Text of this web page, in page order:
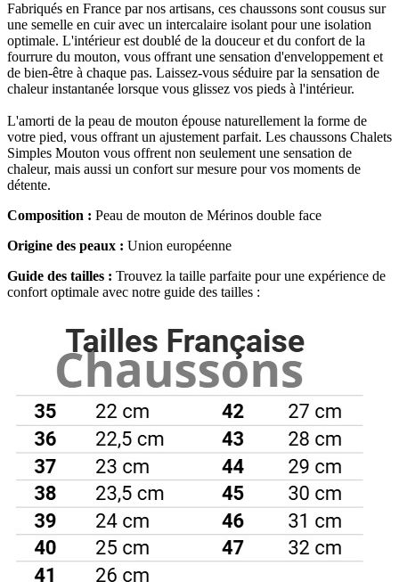
Fabriqués en France par nos artisans, ces chaussons sont cousus sur
une semelle en cuir avec un intercalaire isolant pour une isolation
optimale. L'intérieur est doublé de la douceur et du confort de la
fourrure du mouton, vous offrant une sensation d'enveloppement et
de bien-être à chaque pas. Laissez-vous séduire par la sensation de
chaleur instantanée lorsque vous glissez vos pieds à l'intérieur.
L'amorti de la peau de mouton épouse naturellement la forme de
votre pied, vous offrant un ajustement parfait. Les chaussons Chalets
Simples Mouton vous offrent non seulement une sensation de
chaleur, mais aussi un confort sur mesure pour vos moments de
détente.
Composition : Peau de mouton de Mérinos double face
Origine des peaux : Union européenne
Guide des tailles : Trouvez la taille parfaite pour une expérience de
confort optimale avec notre guide des tailles :